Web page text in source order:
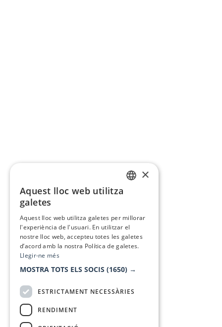
×
Aquest lloc web utilitza
galetes
Aquest lloc web utilitza galetes per millorar
l'experiència de l'usuari. En utilitzar el
nostre lloc web, accepteu totes les galetes
d’acord amb la nostra Política de galetes.
Llegir-ne més
MOSTRA TOTS ELS SOCIS (1650) →
ESTRICTAMENT NECESSÀRIES
RENDIMENT